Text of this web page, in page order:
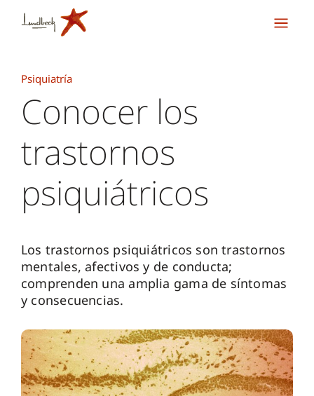
Psiquiatría
Conocer los
trastornos
psiquiátricos
Los trastornos psiquiátricos son trastornos
mentales, afectivos y de conducta;
comprenden una amplia gama de síntomas
y consecuencias.